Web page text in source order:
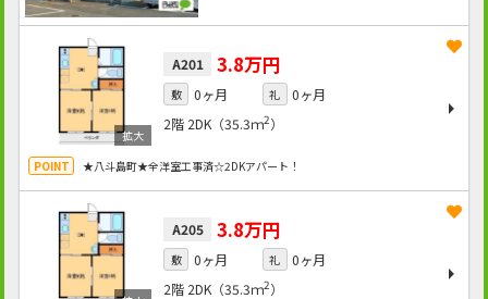
A201 3.8万円
敷 0ヶ月 礼
0ヶ月
2階 2DK（35.3ｍ2）
★八斗島町★全洋室工事済☆2DKアパート！
A205 3.8万円
敷 0ヶ月 礼
0ヶ月
2階 2DK（35.3ｍ2）